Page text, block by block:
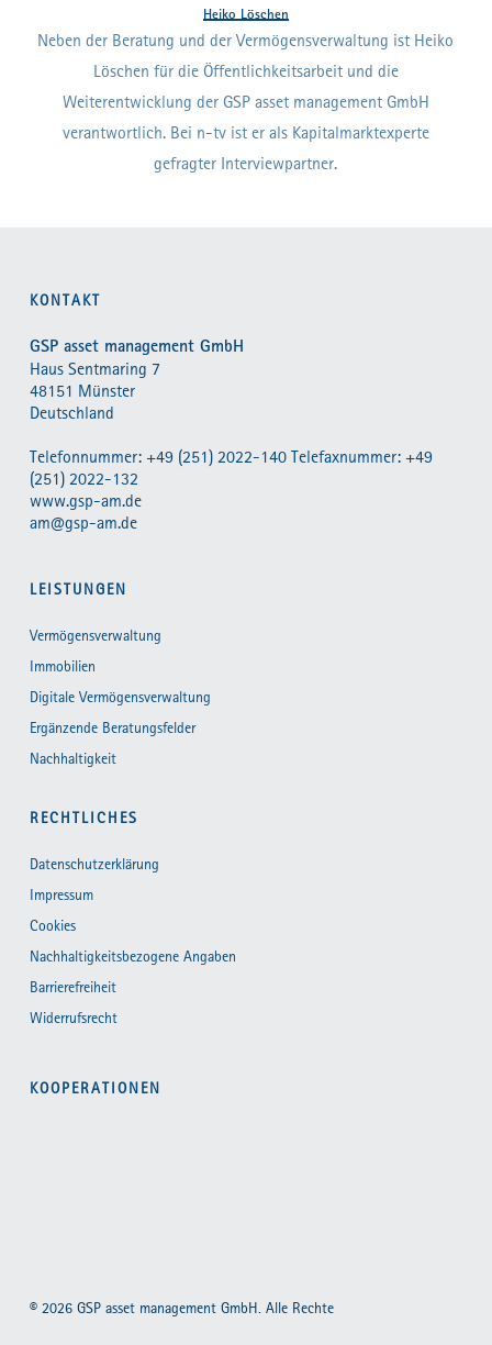
Heiko Löschen
Neben der Beratung und der Vermögensverwaltung ist Heiko
Löschen für die Öffentlichkeitsarbeit und die
Weiterentwicklung der GSP asset management GmbH
verantwortlich. Bei n-tv ist er als Kapitalmarktexperte
gefragter Interviewpartner.
KONTAKT
GSP asset management GmbH
Haus Sentmaring 7
48151 Münster
Deutschland
Telefonnummer: +49 (251) 2022-140 Telefaxnummer: +49
(251) 2022-132
www.gsp-am.de
am@gsp-am.de
LEISTUNGEN
Vermögensverwaltung
Immobilien
Digitale Vermögensverwaltung
Ergänzende Beratungsfelder
Nachhaltigkeit
RECHTLICHES
Datenschutzerklärung
Impressum
Cookies
Nachhaltigkeitsbezogene Angaben
Barrierefreiheit
Widerrufsrecht
KOOPERATIONEN
© 2026 GSP asset management GmbH. Alle Rechte